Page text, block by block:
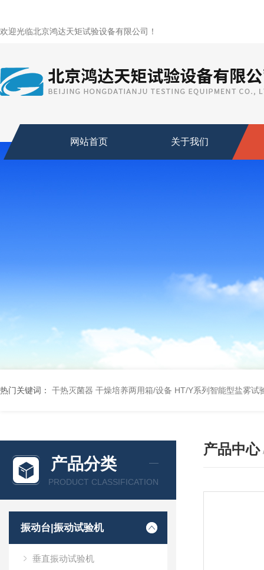
欢迎光临北京鸿达天矩试验设备有限公司！
网站首页 关于我们
热门关键词： 干热灭菌器 干燥培养两用箱/设备 HT/Y系列智能型盐雾试
产品分类
PRODUCT CLASSIFICATION
振动台|振动试验机
垂直振动试验机
产品中心